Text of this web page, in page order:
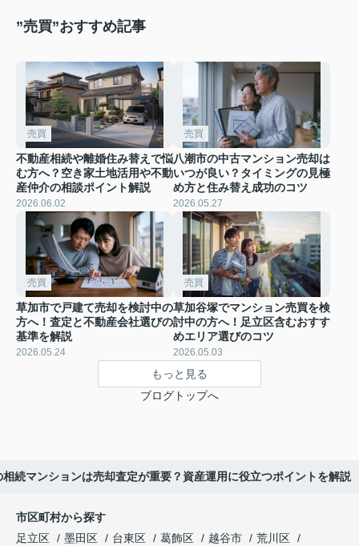
”売買”おすすめ記事
売買
不動産相続や離婚住み替えで悩
む方へ？空き家土地活用や不動
産仲介の相談ポイント解説
2026.06.02
売買
八潮市の中古マンション売却は
いつが良い？タイミングの見極
め方と住み替え成功のコツ
2026.05.27
売買
草加市で戸建て売却を検討中の
方へ！査定と不動産会社選びの
基準を解説
2026.05.24
売買
草加谷塚でマンション売買を検
討中の方へ！足立区含むおすす
めエリア選びのコツ
2026.05.03
もっと見る
ブログトップへ
続マンションは売却査定が重要？資産運用に役立つポイントを解説
市区町村から探す
足立区
墨田区 台東区 葛飾区 越谷市
荒川区